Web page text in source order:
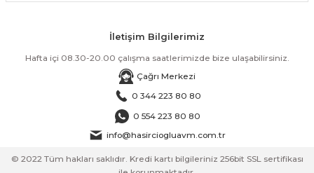
İletişim Bilgilerimiz
Hafta içi 08.30-20.00 çalışma saatlerimizde bize ulaşabilirsiniz.
Çağrı Merkezi
0 344 223 80 80
0 554 223 80 80
info@hasirciogluavm.com.tr
© 2022 Tüm hakları saklıdır. Kredi kartı bilgileriniz 256bit SSL sertifikası